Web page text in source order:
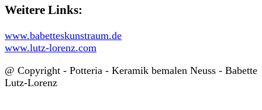
Weitere Links:
www.babetteskunstraum.de
www.lutz-lorenz.com
@ Copyright - Potteria - Keramik bemalen Neuss - Babette
Lutz-Lorenz